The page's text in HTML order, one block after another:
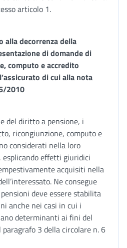
articolo 1.
alla decorrenza della
di domande di
computo e accredito
di cui alla nota
2010
del diritto a pensione, i
ricongiunzione, computo e
considerati nella loro
esplicando effetti giuridici
acquisiti nella
Ne consegue
deve essere stabilita
anche nei casi in cui i
determinanti ai fini del
3 della circolare n. 6